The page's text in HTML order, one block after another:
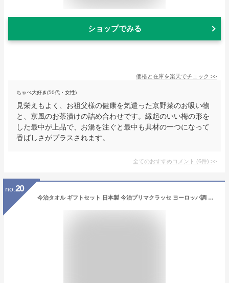
ショップでみる
価格と在庫を楽天でチェック >>
ちゃぺ大好き(50代・女性)
見栄えもよく、お祖父様の健康を気遣った京野菜のお吸い物
と、京風のお茶漬けの詰め合わせです。縁起のいい梅の形を
した最中が上品で、お湯を注ぐと最中も具材の一つになって
香ばしさがプラスされます。
全てのおすすめコメント (6件) >
no. 20
今治タオル ギフトセット 日本製 今治プリマクラッセ ヨーロッパ調 タオル ギフト 内祝い 出産祝い 出産内祝い お返し プレゼント 引越し お礼 タオルギフト セット| 女性 ブランド 引っ越し 高級タオル タオルセット 日用品雑貨 タオル 【GIFT】